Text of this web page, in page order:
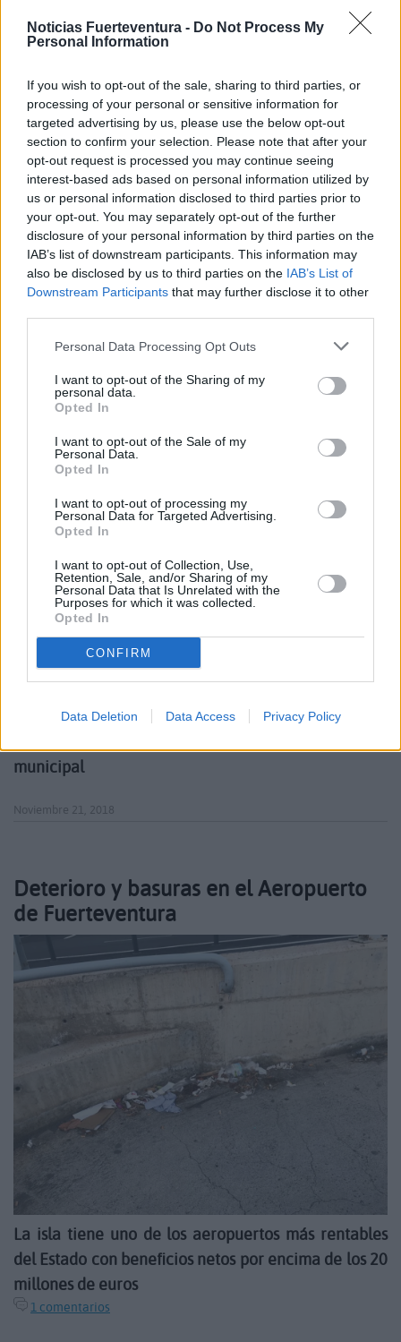
Noticias Fuerteventura - Do Not Process My
Personal Information
If you wish to opt-out of the sale, sharing to third parties, or
processing of your personal or sensitive information for
targeted advertising by us, please use the below opt-out
section to confirm your selection. Please note that after your
opt-out request is processed you may continue seeing
interest-based ads based on personal information utilized by
us or personal information disclosed to third parties prior to
your opt-out. You may separately opt-out of the further
disclosure of your personal information by third parties on the
IAB’s list of downstream participants. This information may
also be disclosed by us to third parties on the IAB’s List of
Downstream Participants that may further disclose it to other
Personal Data Processing Opt Outs
I want to opt-out of the Sharing of my
personal data.
Opted In
I want to opt-out of the Sale of my
Personal Data.
Opted In
I want to opt-out of processing my
Personal Data for Targeted Advertising.
Opted In
I want to opt-out of Collection, Use,
Retention, Sale, and/or Sharing of my
Personal Data that Is Unrelated with the
Purposes for which it was collected.
Opted In
CONFIRM
Data Deletion Data Access Privacy Policy
El Ayuntamiento abre el plazo de presentación de
instancias hasta el 30 de noviembre para participar
Noviembre 21, 2018
El cuento de nunca acabar
El grupo mixto de Puerto del Rosario solicita un
municipal
Noviembre 21, 2018
Deterioro y basuras en el Aeropuerto
de Fuerteventura
La isla tiene uno de los aeropuertos más rentables
del Estado con beneficios netos por encima de los 20
millones de euros
1 comentarios